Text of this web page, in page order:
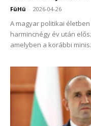
FüHü - 2026-04-26
A magyar politikai
harmincnégy év után
amelyben a korábbi